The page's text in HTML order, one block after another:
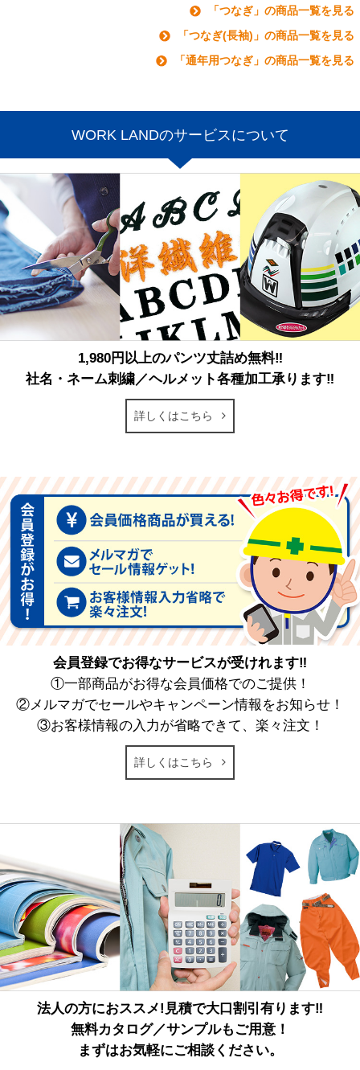
「つなぎ」の商品一覧を見る
「つなぎ(長袖)」の商品一覧を見る
「通年用つなぎ」の商品一覧を見る
WORK LANDのサービスについて
1,980円以上のパンツ丈詰め無料‼
社名・ネーム刺繍／ヘルメット各種加工承ります‼
詳しくはこちら
会員登録でお得なサービスが受けれます‼
①一部商品がお得な会員価格でのご提供！
②メルマガでセールやキャンペーン情報をお知らせ！
③お客様情報の入力が省略できて、楽々注文！
詳しくはこちら
法人の方におススメ!見積で大口割引有ります‼
無料カタログ／サンプルもご用意！
まずはお気軽にご相談ください。